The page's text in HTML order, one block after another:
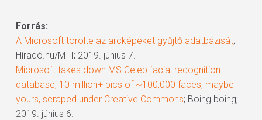
Forrás:
A Microsoft törölte az arcképeket gyűjtő adatbázisát;
Híradó.hu/MTI; 2019. június 7.
Microsoft takes down MS Celeb facial recognition
database, 10 million+ pics of ~100,000 faces, maybe
yours, scraped under Creative Commons; Boing boing;
2019. június 6.